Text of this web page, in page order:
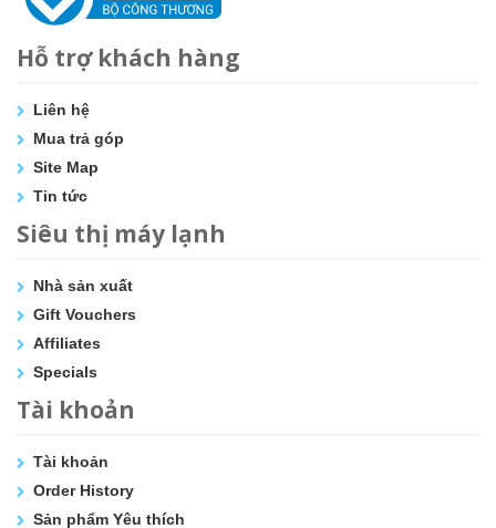
Hỗ trợ khách hàng
Liên hệ
Mua trả góp
Site Map
Tin tức
Siêu thị máy lạnh
Nhà sản xuất
Gift Vouchers
Affiliates
Specials
Tài khoản
Tài khoản
Order History
Sản phẩm Yêu thích